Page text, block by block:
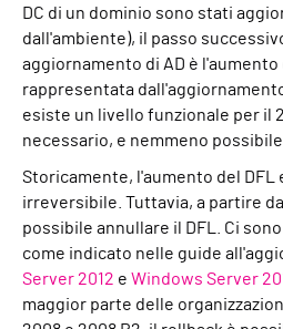
DC di un dominio sono stati
dall'ambiente), il passo
aggiornamento di AD è l'aumento
rappresentata
esiste un livello funzionale per il
necessario, e nemmeno
Storicamente, l'aumento del DFL
irreversibile. Tuttavia, a partire
possibile annullare il DFL. Ci
come indicato nelle guide
Server 2012 e Windows Server
maggior parte delle